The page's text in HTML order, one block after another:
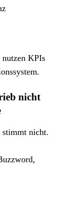
nutzen KPIs
nicht
stimmt nicht.